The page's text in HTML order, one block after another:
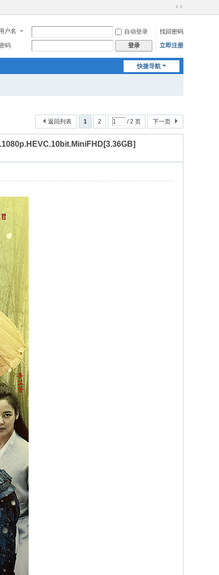
切
到
宽
版
户名 自动登录
找回密码
码
登录 立即注册
快捷导航
1 2 / 2 页 下一页
返回列表